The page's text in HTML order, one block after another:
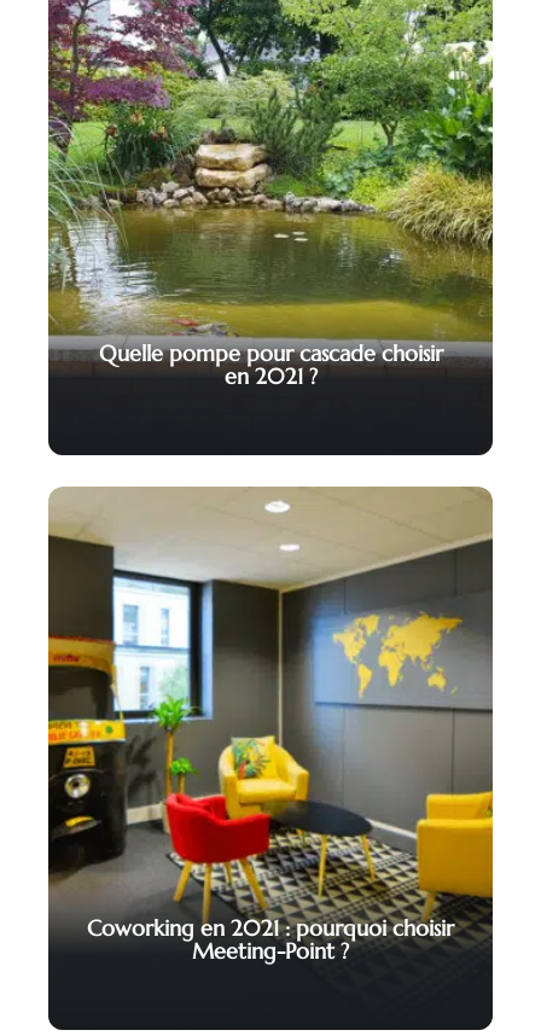
Quelle pompe pour cascade choisir
en 2021 ?
Coworking en 2021 : pourquoi choisir
Meeting-Point ?